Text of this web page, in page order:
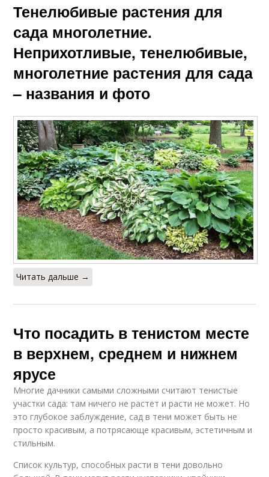
Тенелюбивые растения для
сада многолетние.
Неприхотливые, тенелюбивые,
многолетние растения для сада
– названия и фото
Читать дальше →
Что посадить в тенистом месте
в верхнем, среднем и нижнем
ярусе
Многие дачники самыми сложными считают тенистые
участки сада: там ничего не растет и расти не может. Но
это глубокое заблуждение, сад в тени может быть не
просто красивым, а потрясающе красивым, эстетичным и
стильным.
Список культур, способных расти в тени довольно